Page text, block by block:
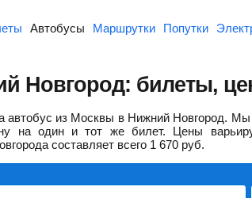
Автобусы Маршрутки Попутки
Новгород: билеты,
автобус из Москвы в Нижний Новгород. Мы
на один и тот же билет. Цены
составляет всего 1 670 руб.